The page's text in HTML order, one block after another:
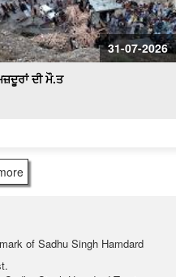
31-07-2026
ਦੀ ਮੌ.ਤ
of Sadhu Singh Hamdard